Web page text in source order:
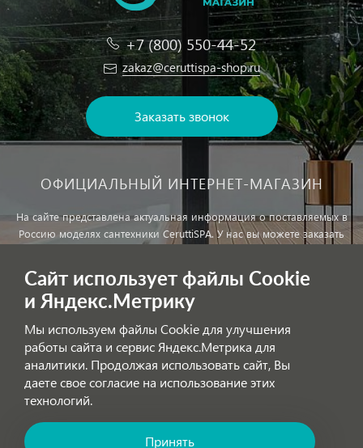
+7 (800) 550-44-52
zakaz@ceruttispa-shop.ru
Заказать звонок
ОФИЦИАЛЬНЫЙ ИНТЕРНЕТ-МАГАЗИН
На сайте представлена актуальная информация о поставляемых в
Россию моделях сантехники CeruttiSPA. У нас вы можете заказать
Внимание!Цены, указанные на сайте, не являются публичной
офертой!
Обработка персональных данных
Сайт использует файлы Cookie
и Яндекс.Метрику
Мы используем файлы Cookie для улучшения
работы сайта и сервис Яндекс.Метрика для
аналитики. Продолжая использовать сайт, Вы
даете свое согласие на использование этих
технологий.
Принять